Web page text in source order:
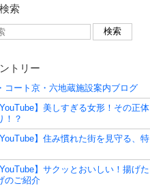
索
トリー
コート京・六地蔵施設案内ブログ
YouTube】美しすぎる女形！その正体
！？
YouTube】住み慣れた街を見守る、特
YouTube】サクッとおいしい！揚げた
のご紹介